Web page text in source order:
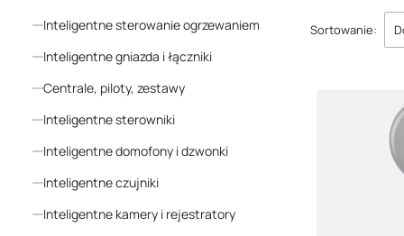
Inteligentne sterowanie ogrzewaniem
Inteligentne gniazda i łączniki
Centrale, piloty, zestawy
Inteligentne sterowniki
Inteligentne domofony i dzwonki
Inteligentne czujniki
Inteligentne kamery i rejestratory
Lista
Sortowanie: